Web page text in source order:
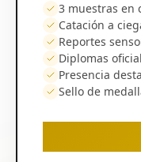
3 muestras en
Catación a
Reportes
Diplomas
Presencia
Sello de